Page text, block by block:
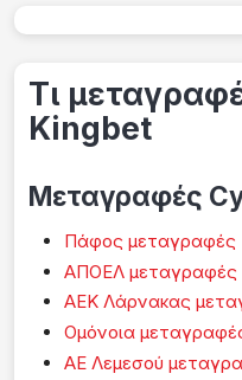
Τι
Kingbet
Μεταγραφές
Πάφος μεταγραφές
ΑΠΟΕΛ μεταγραφές
ΑΕΚ Λάρνακας
Ομόνοια
ΑΕ Λεμεσού